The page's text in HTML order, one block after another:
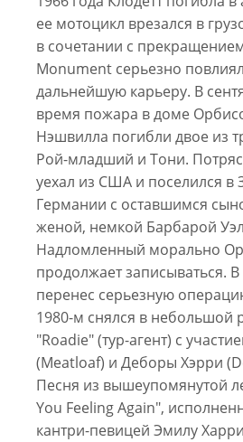
ее мотоцикл врезался в
в сочетании с
Monument серьезно
дальнейшую карьеру. В
время пожара в доме
Нэшвилла погибли двое из
Рой-младший и Тони.
уехал из США и поселился в
Германии с оставшимся
женой, немкой Барбарой
Надломленный морально
продолжает записываться. В
перенес серьезную
1980-м снялся в небольшой
"Roadie" (тур-агент) с
(Meatloaf) и Деборы Хэрри
Песня из вышеупомянутой
You Feeling Again",
кантри-певицей Эмилу